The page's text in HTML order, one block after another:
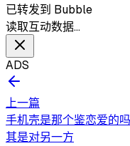
已转发到 Bubble
读取互动数据…
ADS
上一篇
手机壳是那个鉴恋爱的
其是对另一方